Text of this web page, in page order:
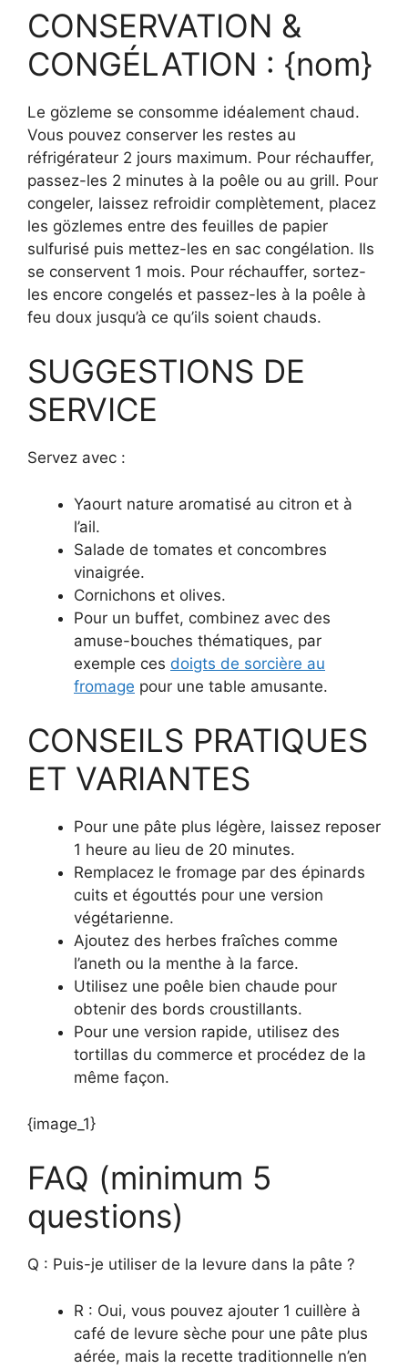
CONSERVATION &
CONGÉLATION : {nom}
Le gözleme se consomme idéalement chaud.
Vous pouvez conserver les restes au
réfrigérateur 2 jours maximum. Pour réchauffer,
passez-les 2 minutes à la poêle ou au grill. Pour
congeler, laissez refroidir complètement, placez
les gözlemes entre des feuilles de papier
sulfurisé puis mettez-les en sac congélation. Ils
se conservent 1 mois. Pour réchauffer, sortez-
les encore congelés et passez-les à la poêle à
feu doux jusqu’à ce qu’ils soient chauds.
SUGGESTIONS DE
SERVICE
Servez avec :
Yaourt nature aromatisé au citron et à
l’ail.
Salade de tomates et concombres
vinaigrée.
Cornichons et olives.
Pour un buffet, combinez avec des
amuse-bouches thématiques, par
exemple ces doigts de sorcière au
fromage pour une table amusante.
CONSEILS PRATIQUES
ET VARIANTES
Pour une pâte plus légère, laissez reposer
1 heure au lieu de 20 minutes.
Remplacez le fromage par des épinards
cuits et égouttés pour une version
végétarienne.
Ajoutez des herbes fraîches comme
l’aneth ou la menthe à la farce.
Utilisez une poêle bien chaude pour
obtenir des bords croustillants.
Pour une version rapide, utilisez des
tortillas du commerce et procédez de la
même façon.
{image_1}
FAQ (minimum 5
questions)
Q : Puis-je utiliser de la levure dans la pâte ?
R : Oui, vous pouvez ajouter 1 cuillère à
café de levure sèche pour une pâte plus
aérée, mais la recette traditionnelle n’en